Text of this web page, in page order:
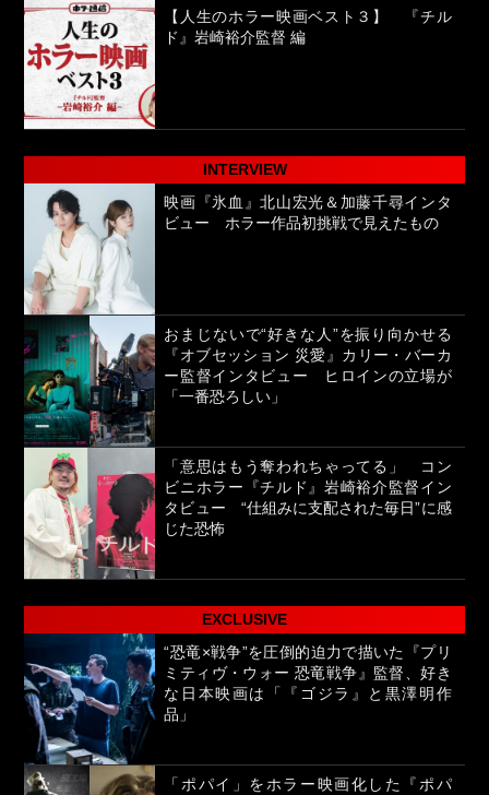
【人生のホラー映画ベスト３】 『チル
ド』岩崎裕介監督 編
INTERVIEW
映画『氷血』北山宏光＆加藤千尋インタ
ビュー ホラー作品初挑戦で見えたもの
おまじないで“好きな人”を振り向かせる
『オブセッション 災愛』カリー・バーカ
ー監督インタビュー ヒロインの立場が
「一番恐ろしい」
「意思はもう奪われちゃってる」 コン
ビニホラー『チルド』岩崎裕介監督イン
タビュー “仕組みに支配された毎日”に感
じた恐怖
EXCLUSIVE
“恐竜×戦争”を圧倒的迫力で描いた『プリ
ミティヴ・ウォー 恐竜戦争』監督、好き
な日本映画は「『ゴジラ』と黒澤明作
品」
「ポパイ」をホラー映画化した『ポパ